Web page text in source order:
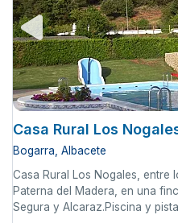
Casa Rural Los
Bogarra, Albacete
Casa Rural Los Nogales, entre
Paterna del Madera, en una
Segura y Alcaraz.Piscina y